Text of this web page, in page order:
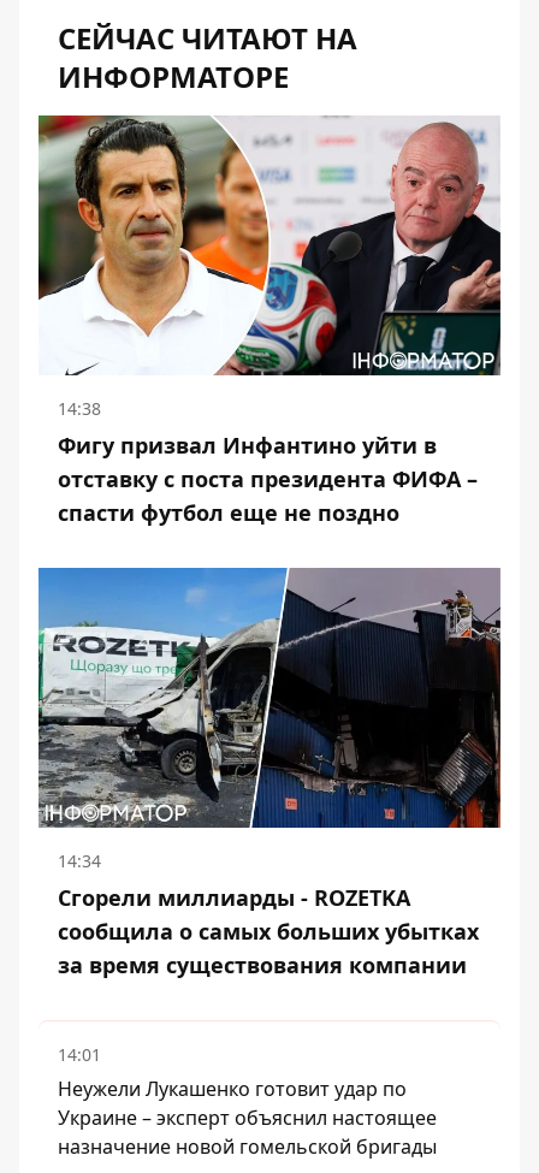
СЕЙЧАС ЧИТАЮТ НА
ИНФОРМАТОРЕ
14:38
Фигу призвал Инфантино уйти в
отставку с поста президента ФИФА –
спасти футбол еще не поздно
14:34
Сгорели миллиарды - ROZETKA
сообщила о самых больших убытках
за время существования компании
14:01
Неужели Лукашенко готовит удар по
Украине – эксперт объяснил настоящее
назначение новой гомельской бригады